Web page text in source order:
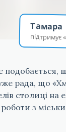
Тамара
підтримує
подобається,
рада, що
столиці на
роботи з